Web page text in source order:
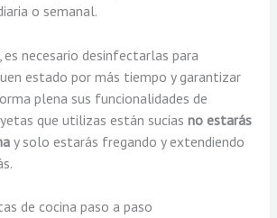
o semanal.
necesario desinfectarlas para
estado por más tiempo y garantizar
plena sus funcionalidades de
que utilizas están sucias no estarás
y solo estarás fregando y extendiendo
de cocina paso a paso